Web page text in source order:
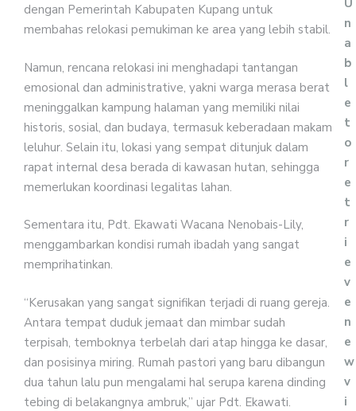
dengan Pemerintah Kabupaten Kupang untuk
membahas relokasi pemukiman ke area yang lebih stabil.
Namun, rencana relokasi ini menghadapi tantangan
emosional dan administrative, yakni warga merasa berat
meninggalkan kampung halaman yang memiliki nilai
historis, sosial, dan budaya, termasuk keberadaan makam
leluhur. Selain itu, lokasi yang sempat ditunjuk dalam
rapat internal desa berada di kawasan hutan, sehingga
memerlukan koordinasi legalitas lahan.
Sementara itu, Pdt. Ekawati Wacana Nenobais-Lily,
menggambarkan kondisi rumah ibadah yang sangat
memprihatinkan.
“Kerusakan yang sangat signifikan terjadi di ruang gereja.
Antara tempat duduk jemaat dan mimbar sudah
terpisah, temboknya terbelah dari atap hingga ke dasar,
dan posisinya miring. Rumah pastori yang baru dibangun
dua tahun lalu pun mengalami hal serupa karena dinding
tebing di belakangnya ambruk,” ujar Pdt. Ekawati.
n
a
b
l
e
t
o
r
e
t
r
i
e
v
e
n
e
w
v
i